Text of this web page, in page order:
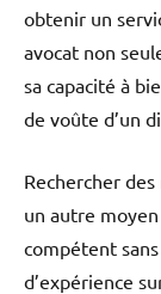
obtenir un
avocat non
sa capacité à
de voûte d’un
Rechercher
un autre
compétent
d’expérience